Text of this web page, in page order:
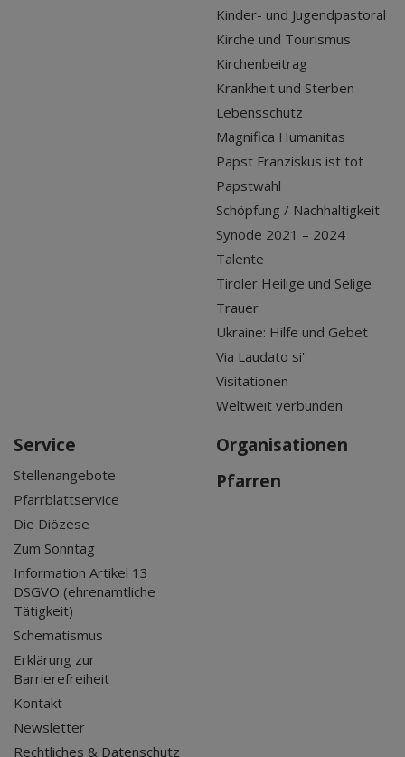
Kinder- und Jugendpastoral
Kirche und Tourismus
Kirchenbeitrag
Krankheit und Sterben
Lebensschutz
Magnifica Humanitas
Papst Franziskus ist tot
Papstwahl
Schöpfung / Nachhaltigkeit
Synode 2021 – 2024
Talente
Tiroler Heilige und Selige
Trauer
Ukraine: Hilfe und Gebet
Via Laudato si'
Visitationen
Weltweit verbunden
Service
Stellenangebote
Pfarrblattservice
Die Diözese
Zum Sonntag
Information Artikel 13
DSGVO (ehrenamtliche
Tätigkeit)
Schematismus
Erklärung zur
Barrierefreiheit
Kontakt
Newsletter
Rechtliches & Datenschutz
Organisationen
Pfarren